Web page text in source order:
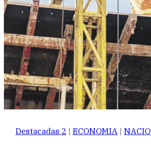
Destacadas 2 | ECONOMIA |